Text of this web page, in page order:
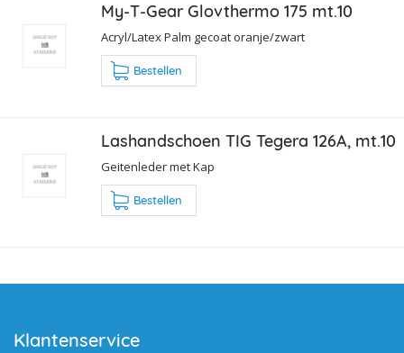
My-T-Gear Glovthermo 175 mt.10
Acryl/Latex Palm gecoat oranje/zwart
Bestellen
Lashandschoen TIG Tegera 126A, mt.10
Geitenleder met Kap
Bestellen
Klantenservice